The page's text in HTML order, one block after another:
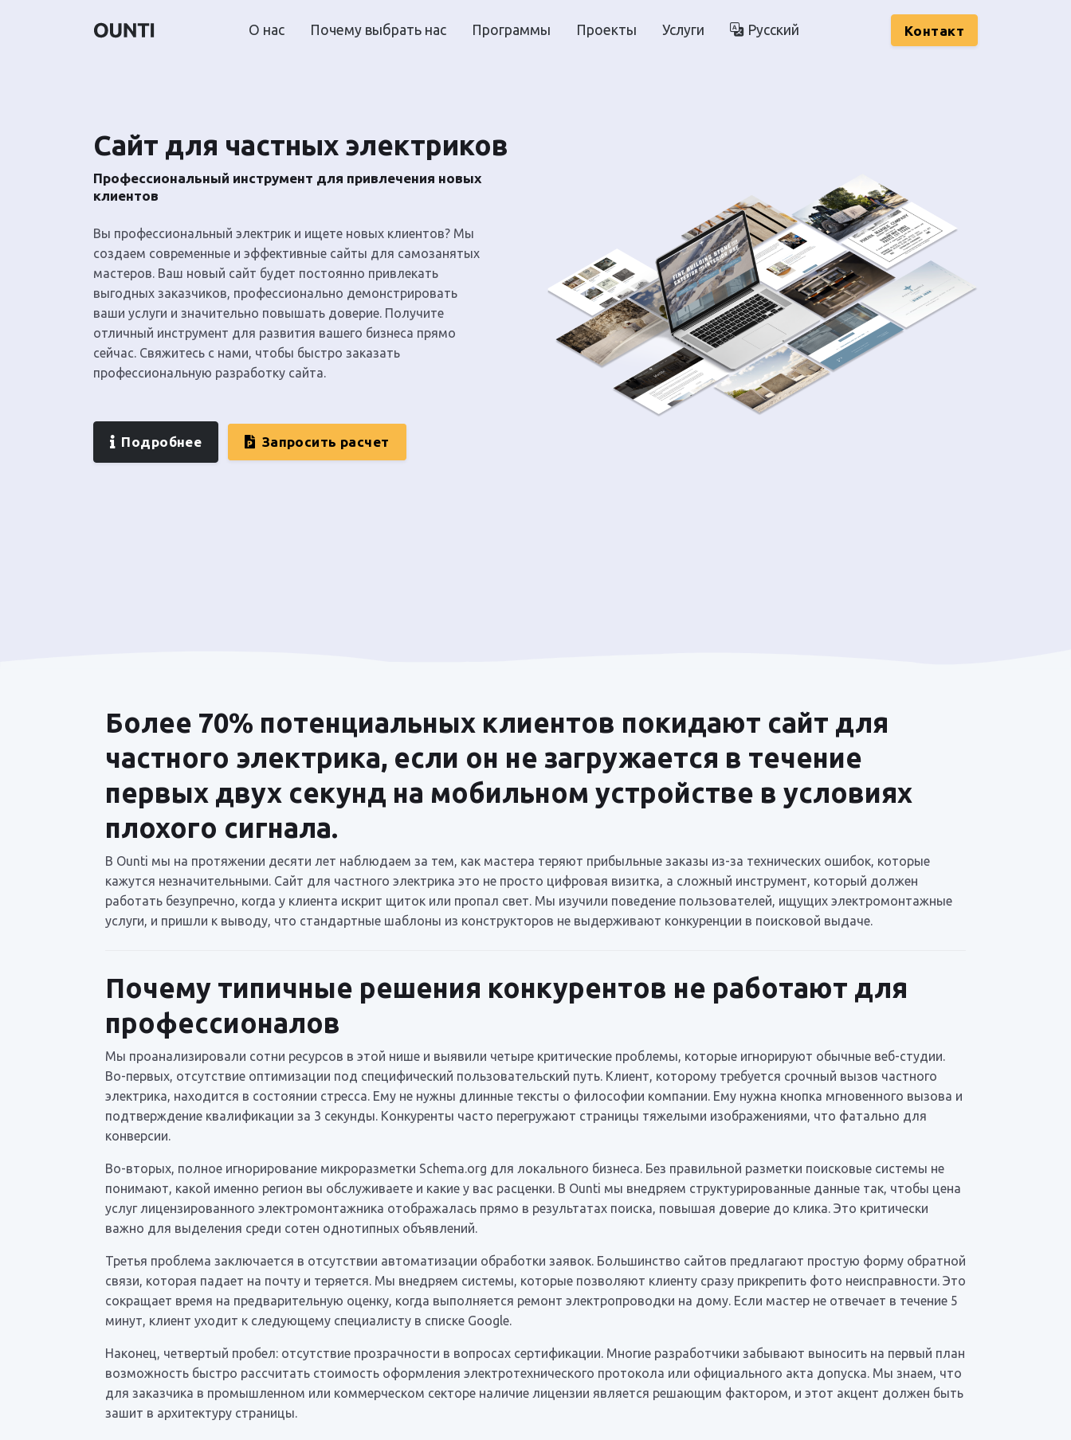
О нас Почему выбрать нас Программы Проекты Услуги Русский Kонтакт
Сайт для частных электриков
Профессиональный инструмент для привлечения новых
клиентов
Вы профессиональный электрик и ищете новых клиентов? Мы
создаем современные и эффективные сайты для самозанятых
мастеров. Ваш новый сайт будет постоянно привлекать
выгодных заказчиков, профессионально демонстрировать
ваши услуги и значительно повышать доверие. Получите
отличный инструмент для развития вашего бизнеса прямо
сейчас. Свяжитесь с нами, чтобы быстро заказать
профессиональную разработку сайта.
Подробнее Запросить расчет
Более 70% потенциальных клиентов покидают сайт для
частного электрика, если он не загружается в течение
первых двух секунд на мобильном устройстве в условиях
плохого сигнала.
В Ounti мы на протяжении десяти лет наблюдаем за тем, как мастера теряют прибыльные заказы из-за технических ошибок, которые
кажутся незначительными. Сайт для частного электрика это не просто цифровая визитка, а сложный инструмент, который должен
работать безупречно, когда у клиента искрит щиток или пропал свет. Мы изучили поведение пользователей, ищущих электромонтажные
услуги, и пришли к выводу, что стандартные шаблоны из конструкторов не выдерживают конкуренции в поисковой выдаче.
Почему типичные решения конкурентов не работают для
профессионалов
Мы проанализировали сотни ресурсов в этой нише и выявили четыре критические проблемы, которые игнорируют обычные веб-студии.
Во-первых, отсутствие оптимизации под специфический пользовательский путь. Клиент, которому требуется срочный вызов частного
электрика, находится в состоянии стресса. Ему не нужны длинные тексты о философии компании. Ему нужна кнопка мгновенного вызова и
подтверждение квалификации за 3 секунды. Конкуренты часто перегружают страницы тяжелыми изображениями, что фатально для
конверсии.
Во-вторых, полное игнорирование микроразметки Schema.org для локального бизнеса. Без правильной разметки поисковые системы не
понимают, какой именно регион вы обслуживаете и какие у вас расценки. В Ounti мы внедряем структурированные данные так, чтобы цена
услуг лицензированного электромонтажника отображалась прямо в результатах поиска, повышая доверие до клика. Это критически
важно для выделения среди сотен однотипных объявлений.
Третья проблема заключается в отсутствии автоматизации обработки заявок. Большинство сайтов предлагают простую форму обратной
связи, которая падает на почту и теряется. Мы внедряем системы, которые позволяют клиенту сразу прикрепить фото неисправности. Это
сокращает время на предварительную оценку, когда выполняется ремонт электропроводки на дому. Если мастер не отвечает в течение 5
минут, клиент уходит к следующему специалисту в списке Google.
Наконец, четвертый пробел: отсутствие прозрачности в вопросах сертификации. Многие разработчики забывают выносить на первый план
возможность быстро рассчитать стоимость оформления электротехнического протокола или официального акта допуска. Мы знаем, что
для заказчика в промышленном или коммерческом секторе наличие лицензии является решающим фактором, и этот акцент должен быть
зашит в архитектуру страницы.